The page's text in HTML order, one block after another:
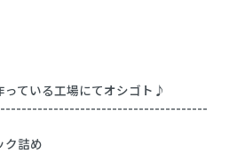
っている工場にてオシゴト♪
詰め